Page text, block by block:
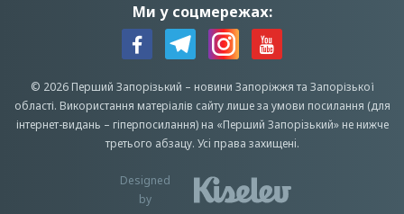
Ми у соцмережах:
© 2026 Перший Запорізький – новини Запоріжжята Запорізької
області. Використання матеріалів сайту лише за умови посилання (для
інтернет-видань – гіперпосилання) на «Перший Запорiзький» не нижче
третього абзацу. Усi права захищенi.
Designed
by